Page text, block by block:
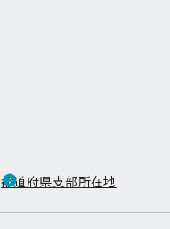
都道府県支部所在地